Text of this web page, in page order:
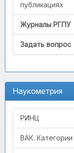
публикациях
Журналы РГПУ
Задать вопрос
Наукометрия
РИНЦ
ВАК. Категории